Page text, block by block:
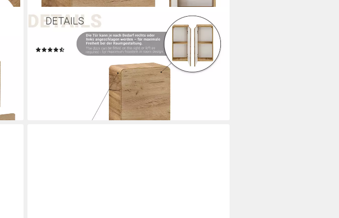
LOMADOX
Unterschrank LUTON-56-CRAFT Badezimmer hängend,
Wotan Eiche Nb. Nb., B/H/T ca. 35/68/32 cm
(10)
lieferbar - in 4-5 Werktagen bei dir